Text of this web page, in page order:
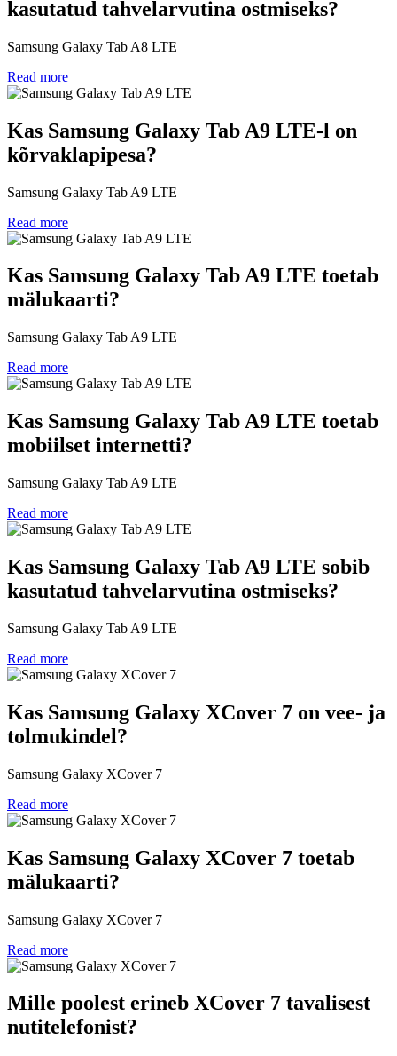
kasutatud tahvelarvutina ostmiseks?
Samsung Galaxy Tab A8 LTE
Read more
Kas Samsung Galaxy Tab A9 LTE-l on
kõrvaklapipesa?
Samsung Galaxy Tab A9 LTE
Read more
Kas Samsung Galaxy Tab A9 LTE toetab
mälukaarti?
Samsung Galaxy Tab A9 LTE
Read more
Kas Samsung Galaxy Tab A9 LTE toetab
mobiilset internetti?
Samsung Galaxy Tab A9 LTE
Read more
Kas Samsung Galaxy Tab A9 LTE sobib
kasutatud tahvelarvutina ostmiseks?
Samsung Galaxy Tab A9 LTE
Read more
Kas Samsung Galaxy XCover 7 on vee- ja
tolmukindel?
Samsung Galaxy XCover 7
Read more
Kas Samsung Galaxy XCover 7 toetab
mälukaarti?
Samsung Galaxy XCover 7
Read more
Mille poolest erineb XCover 7 tavalisest
nutitelefonist?